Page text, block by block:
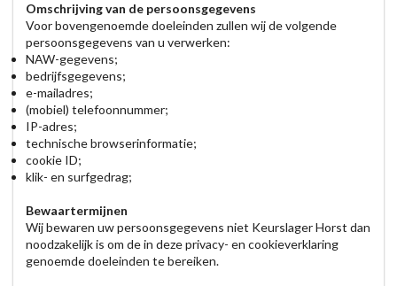
Omschrijving van de persoonsgegevens
Voor bovengenoemde doeleinden zullen wij de volgende
persoonsgegevens van u verwerken:
NAW-gegevens;
bedrijfsgegevens;
e-mailadres;
(mobiel) telefoonnummer;
IP-adres;
technische browserinformatie;
cookie ID;
klik- en surfgedrag;
Bewaartermijnen
Wij bewaren uw persoonsgegevens niet Keurslager Horst dan
noodzakelijk is om de in deze privacy- en cookieverklaring
genoemde doeleinden te bereiken.